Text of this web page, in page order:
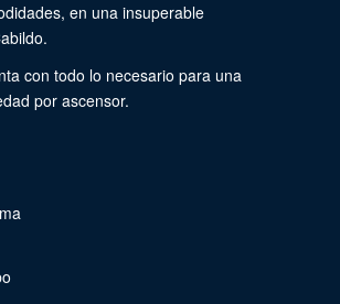
en una insuperable
con todo lo necesario para una
por ascensor.